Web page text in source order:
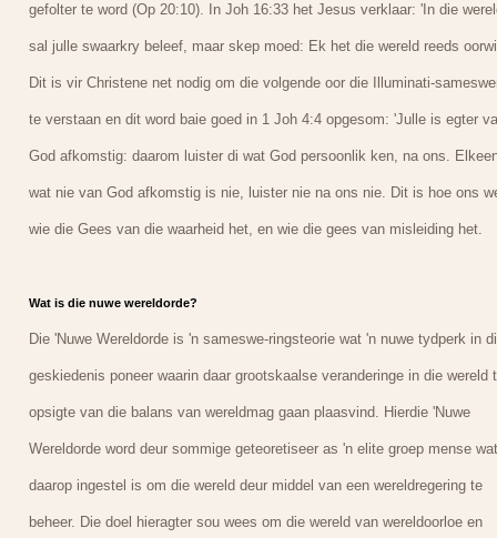
gefolter te word (Op 20:10). In Joh 16:33 het Jesus verklaar: 'In die
sal julle swaarkry beleef, maar skep moed: Ek het die wereld reeds
Dit is vir Christene net nodig om die volgende oor die Illuminati-
te verstaan en dit word baie goed in 1 Joh 4:4 opgesom: 'Julle is egter
God afkomstig: daarom luister di wat God persoonlik ken, na ons.
wat nie van God afkomstig is nie, luister nie na ons nie. Dit is hoe ons
wie die Gees van die waarheid het, en wie die gees van misleiding het.
Wat is die nuwe wereldorde?
Die 'Nuwe Wereldorde is 'n sameswe-ringsteorie wat 'n nuwe tydperk in
geskiedenis poneer waarin daar grootskaalse veranderinge in die wereld
opsigte van die balans van wereldmag gaan plaasvind. Hierdie 'Nuwe
Wereldorde word deur sommige geteoretiseer as 'n elite groep mense wat
daarop ingestel is om die wereld deur middel van een wereldregering te
beheer. Die doel hieragter sou wees om die wereld van wereldoorloe en